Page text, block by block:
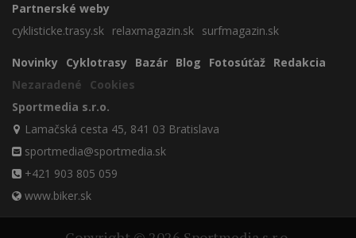
Partnerské weby
cyklisticke.trasy.sk relaxmagazin.sk surfmagazin.sk
Novinky Cyklotrasy Bazár Blog Fotosúťaž Redakcia
Nezaradené
Cookies
Sportmedia s.r.o.
Lamačská cesta 45, 841 03 Bratislava
sportmedia@sportmedia.sk
+421 903 805 059
www.biker.sk